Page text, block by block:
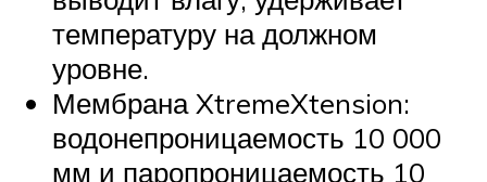
температуру на должном
уровне.
Мембрана XtremeXtension:
водонепроницаемость 10 000
мм и паропроницаемость 10